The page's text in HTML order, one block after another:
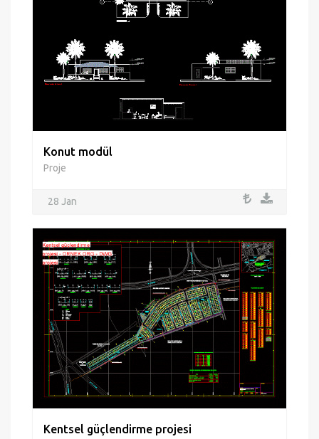
Konut modül
Proje
28 Jan
Kentsel güçlendirme projesi